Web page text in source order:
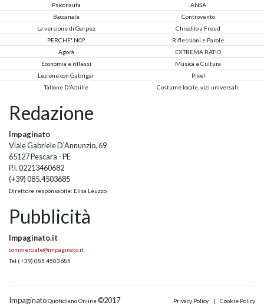
Psiconauta
ANSA
Baccanale
Controvento
La versione di Garpez
Chiedilo a Freud
PERCHE' NO?
Riflessioni e Parole
Agorà
EXTREMA RATIO
Economia e riflessi
Musica e Cultura
Lezione con Gabrigar
Pixel
Tallone D'Achille
Costume locale, vizi universali.
Redazione
Impaginato
Viale Gabriele D'Annunzio, 69
65127 Pescara - PE
P.I. 02213460682
(+39) 085.4503685
Direttore responsabile: Elisa Leuzzo
Pubblicità
Impaginato.it
commerciale@impaginato.it
Tel. (+39) 085.4503685
ImpaginatoQuotidiano Online©2017 Privacy Policy | Cookie Policy